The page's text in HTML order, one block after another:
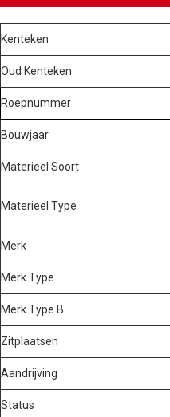
Kenteken
Oud Kenteken
Roepnummer
Bouwjaar
Materieel Soort
Materieel Type
Merk
Merk Type
Merk Type B
Zitplaatsen
Aandrijving
Status